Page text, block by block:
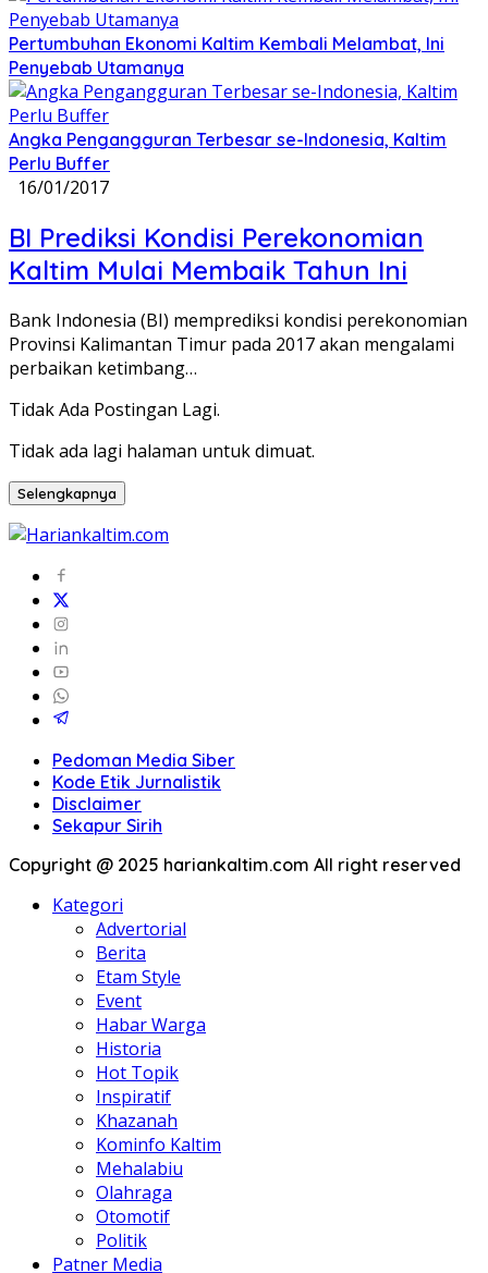
Pertumbuhan Ekonomi Kaltim Kembali Melambat, Ini
Penyebab Utamanya
Angka Pengangguran Terbesar se-Indonesia, Kaltim
Perlu Buffer
16/01/2017
BI Prediksi Kondisi Perekonomian
Kaltim Mulai Membaik Tahun Ini
Bank Indonesia (BI) memprediksi kondisi perekonomian
Provinsi Kalimantan Timur pada 2017 akan mengalami
perbaikan ketimbang…
Tidak Ada Postingan Lagi.
Tidak ada lagi halaman untuk dimuat.
Selengkapnya
Pedoman Media Siber
Kode Etik Jurnalistik
Disclaimer
Sekapur Sirih
Copyright @ 2025 hariankaltim.com All right reserved
Kategori
Advertorial
Berita
Etam Style
Event
Habar Warga
Historia
Hot Topik
Inspiratif
Khazanah
Kominfo Kaltim
Mehalabiu
Olahraga
Otomotif
Politik
Patner Media